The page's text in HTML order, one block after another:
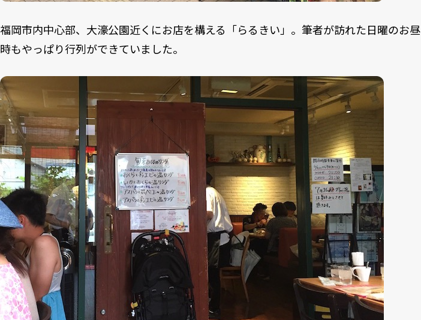
福岡市内中心部、大濠公園近くにお店を構える「らるきい」。筆者が訪れた日曜のお昼
時もやっぱり行列ができていました。